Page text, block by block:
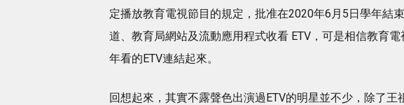
定播放教育電視節目的規定，批准在2020年6月5日學年結
道、教育局網站及流動應用程式收看 ETV，可是相信教育
年看的ETV連結起來。
回想起來，其實不露聲色出演過ETV的明星並不少，除了王